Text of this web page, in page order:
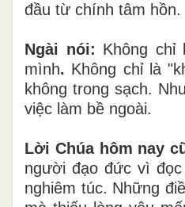
đầu từ chính tâm hồn.
Ngài nói: Không chỉ
mình. Không chỉ là
không trong sạch.
việc làm bề ngoài.
Lời Chúa hôm nay
người đạo đức vì
nghiêm túc. Những